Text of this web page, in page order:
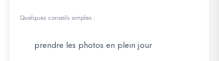
Quelques conseils simples :
prendre les photos en plein jour